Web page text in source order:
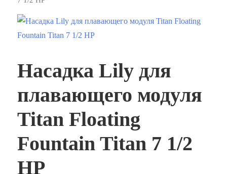
Насадка Lily для
плавающего модуля
Titan Floating
Fountain Titan 7 1/2
HP